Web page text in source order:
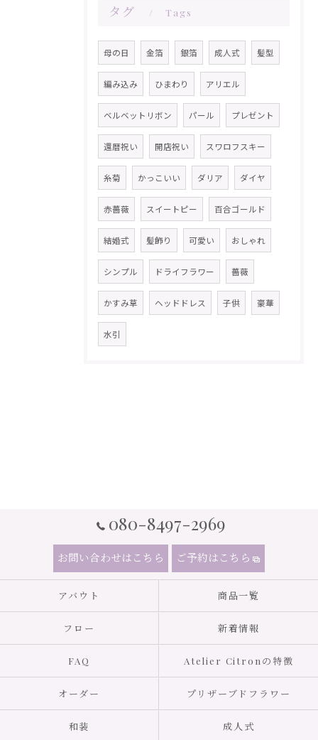
タグ Tags
母の日 金箔 銀箔 成人式 髪型
編み込み ひまわり アリエル
ベルベットリボン パール プレゼント
還暦祝い 開店祝い スワロフスキー
糸菊 かっこいい ダリア ダイヤ
赤薔薇 スイートピー 百合ゴールド
結婚式 髪飾り 可愛い おしゃれ
シンプル ドライフラワー 薔薇
かすみ草 ヘッドドレス 子供 豪華
水引
080-8497-2969
お問い合わせはこちら ご予約はこちら
アバウト 商品一覧
フロー 新着情報
FAQ Atelier Citronの特徴
オーダー プリザーブドフラワー
和装 成人式